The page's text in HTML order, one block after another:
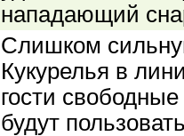
нападающий
Слишком
Кукурелья в
гости
будут